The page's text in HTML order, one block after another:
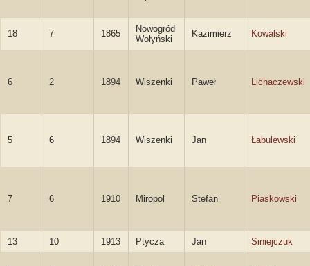
18 7 1865
Nowogród
Wołyński
Kazimierz Kowalski
6 2 1894 Wiszenki Paweł Lichaczewski
5 6 1894 Wiszenki Jan Łabulewski
7 6 1910 Miropol Stefan Piaskowski
13 10 1913 Ptycza Jan Siniejczuk